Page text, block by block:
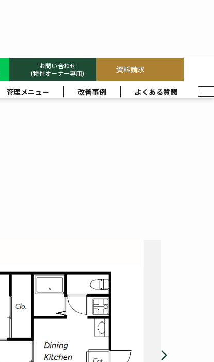
お問い合わせ
(物件オーナー専用)
資料請求
管理メニュー 改善事例 よくある質問